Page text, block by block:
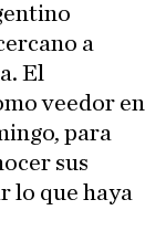
a
El
veedor en
para
sus
lo que haya